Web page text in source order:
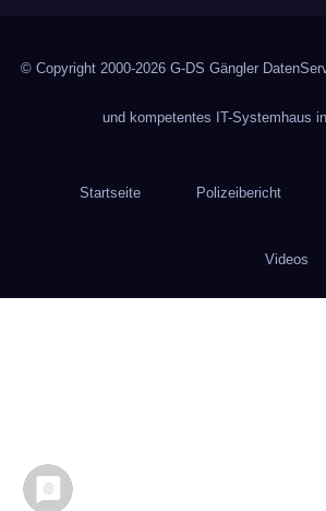
© Copyright 2000-2026 G-DS Gängler
und kompetentes IT-Systemhaus
Startseite Polizeibericht
Videos